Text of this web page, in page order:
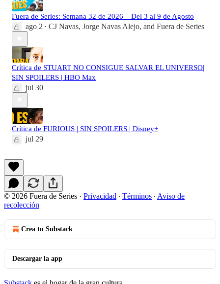
Fuera de Series: Semana 32 de 2026 – Del 3 al 9 de Agosto
ago 2 • CJ Navas, Jorge Navas Alejo, and Fuera de Series
Crítica de STUART NO CONSIGUE SALVAR EL UNIVERSO|
SIN SPOILERS | HBO Max
jul 30
Crítica de FURIOUS | SIN SPOILERS | Disney+
jul 29
© 2026 Fuera de Series · Privacidad ∙ Términos ∙ Aviso de
recolección
Crea tu Substack
Descargar la app